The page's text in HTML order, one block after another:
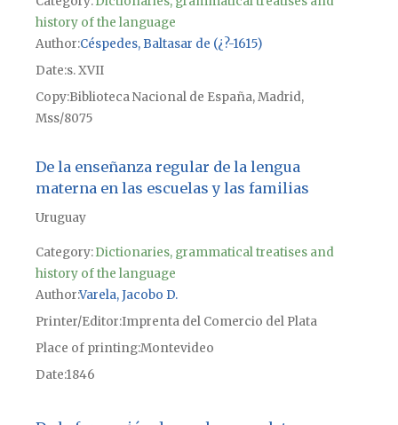
history of the language
Author Céspedes, Baltasar de (¿?-1615)
Date s. XVII
CopyBiblioteca Nacional de España, Madrid,
Mss/8075
De la enseñanza regular de la lengua
materna en las escuelas y las familias
Uruguay
Category:Dictionaries, grammatical treatises and
history of the language
AuthorVarela, Jacobo D.
Printer/Editor Imprenta del Comercio del Plata
Place of printingMontevideo
Date1846